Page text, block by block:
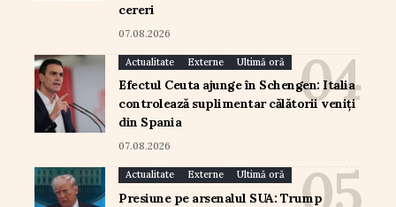
cereri
07.08.2026
Actualitate Externe Ultimă oră
Efectul Ceuta ajunge în Schengen: Italia
controlează suplimentar călătorii veniți
din Spania
07.08.2026
Actualitate Externe Ultimă oră
Presiune pe arsenalul SUA: Trump